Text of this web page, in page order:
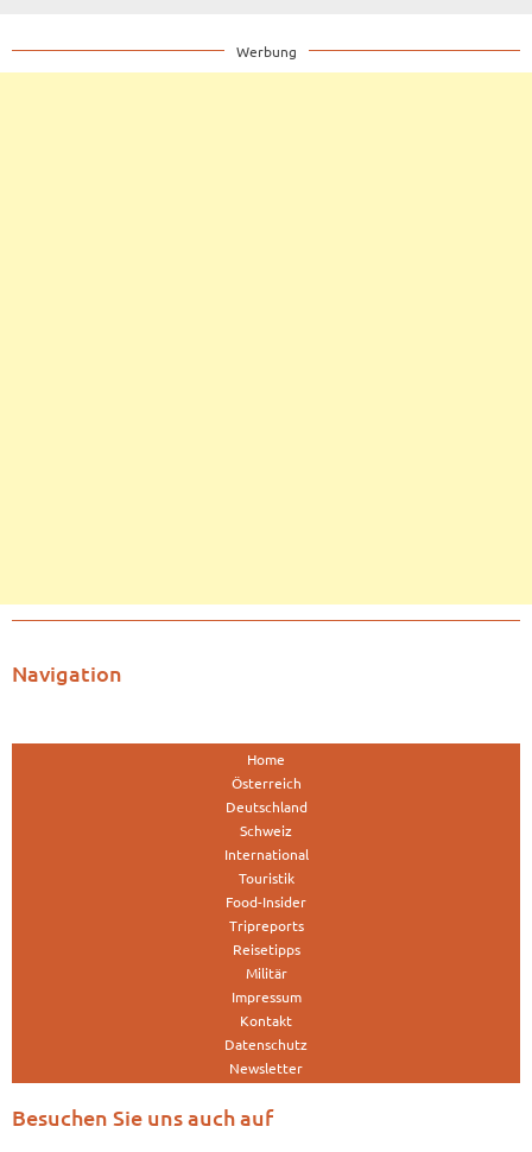
Werbung
Navigation
Home
Österreich
Deutschland
Schweiz
International
Touristik
Food-Insider
Tripreports
Reisetipps
Militär
Impressum
Kontakt
Datenschutz
Newsletter
Besuchen Sie uns auch auf